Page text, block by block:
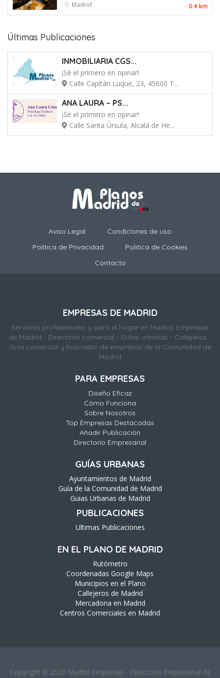
Madrid
0.4 km
Últimas Publicaciones
INMOBILIARIA CGS...
¡Sé el primero en opinar!
Calle Capitán Luque, 23, 45600 T...
ANA LAURA – PS...
¡Sé el primero en opinar!
Calle Santa Úrsula, Alcalá de He...
Aviso Legal
Condiciones de uso
Política de Privacidad
Politica de Cookies
Contacto
EMPRESAS DE MADRID
Servicios profesionales y para el hogar en Madrid. Empresas
de Madrid - Directorio comercial - Guías urbanas - Callejeros -
Guía comercial y buscador de empresas de la Comunidad de
Madrid
PARA EMPRESAS
Diseño Eficaz
Cómo Funciona
Sobre Nosotros
Top Empresas Destacadas
Añadir Publicación
Directorio Empresarial
GUÍAS URBANAS
Ayuntamientos de Madrid
Guía de la Comunidad de Madrid
Guias Urbanas de Madrid
PUBLICACIONES
Ultimas Publicaciones
EN EL PLANO DE MADRID
Rutómetro
Coordenadas Google Maps
Municipios en el Plano
Callejeros de Madrid
Mercadona en Madrid
Centros Comerciales en Madrid
Copyright © 2026 Madrid Empresas - Directorio Empresarial de